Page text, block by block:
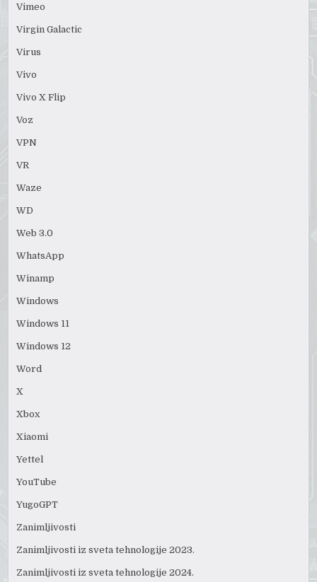
Vimeo
Virgin Galactic
Virus
Vivo
Vivo X Flip
Voz
VPN
VR
Waze
WD
Web 3.0
WhatsApp
Winamp
Windows
Windows 11
Windows 12
Word
X
Xbox
Xiaomi
Yettel
YouTube
YugoGPT
Zanimljivosti
Zanimljivosti iz sveta tehnologije 2023.
Zanimljivosti iz sveta tehnologije 2024.